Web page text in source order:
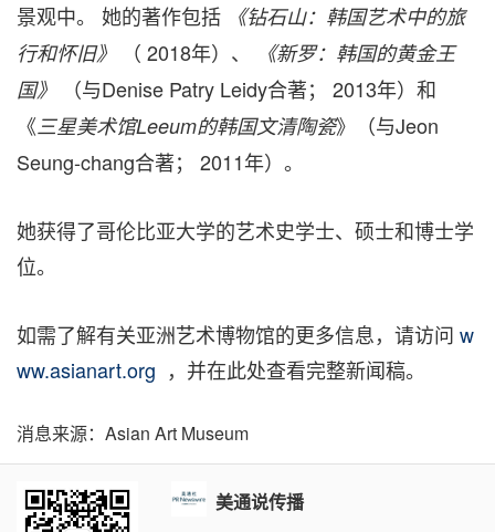
景观中。 她的著作包括
《钻石山：韩国艺术中的旅
行和怀旧》
（ 2018年）、
《新罗：韩国的黄金王
国》
（与Denise Patry Leidy合著； 2013年）和
《三星美术馆Leeum的韩国文清陶瓷》（与Jeon
Seung-chang合著； 2011年）。
她获得了哥伦比亚大学的艺术史学士、硕士和博士学
位。
如需了解有关亚洲艺术博物馆的更多信息，请访问 w
ww.asianart.org ，并在此处查看完整新闻稿。
消息来源：Asian Art Museum
美通说传播